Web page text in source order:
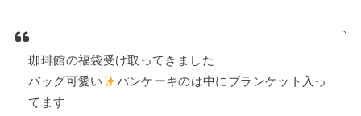
珈琲館の福袋受け取ってきました
バッグ可愛い
パンケーキのは中にブランケット入っ
てます